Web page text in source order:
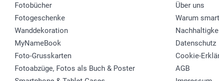
Fotobücher
Fotogeschenke
Wanddekoration
MyNameBook
Foto-Grusskarten
Fotoabzüge, Fotos als Buch & Poster
Über uns
Warum
Datenschutz
Cookie-
AGB